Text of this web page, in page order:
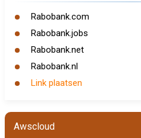
Rabobank.com
Rabobank.jobs
Rabobank.net
Rabobank.nl
Link plaatsen
Awscloud